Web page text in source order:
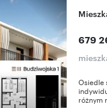
679
Osiedle
różnym